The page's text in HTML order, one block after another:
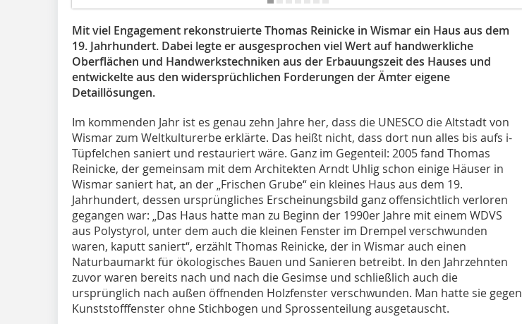
Mit viel Engagement rekonstruierte Thomas Reinicke in Wismar ein Haus aus dem
19. Jahrhundert. Dabei legte er ausgesprochen viel Wert auf handwerkliche
Oberflächen und Handwerkstechniken aus der Erbauungszeit des Hauses und
entwickelte aus den widersprüchlichen Forderungen der Ämter eigene
Detaillösungen.
Im kommenden Jahr ist es genau zehn Jahre her, dass die UNESCO die Altstadt von
Wismar zum Weltkulturerbe erklärte. Das heißt nicht, dass dort nun alles bis aufs i-
Tüpfelchen saniert und restauriert wäre. Ganz im Gegenteil: 2005 fand Thomas
Reinicke, der gemeinsam mit dem Architekten Arndt Uhlig schon einige Häuser in
Wismar saniert hat, an der „Frischen Grube“ ein kleines Haus aus dem 19.
Jahrhundert, dessen ursprüngliches Erscheinungsbild ganz offensichtlich verloren
gegangen war: „Das Haus hatte man zu Beginn der 1990er Jahre mit einem WDVS
aus Polystyrol, unter dem auch die kleinen Fenster im Drempel verschwunden
waren, kaputt saniert“, erzählt Thomas Reinicke, der in Wismar auch einen
Naturbaumarkt für ökologisches Bauen und Sanieren betreibt. In den Jahrzehnten
zuvor waren bereits nach und nach die Gesimse und schließlich auch die
ursprünglich nach außen öffnenden Holzfenster verschwunden. Man hatte sie gegen
Kunststofffenster ohne Stichbogen und Sprossenteilung ausgetauscht.